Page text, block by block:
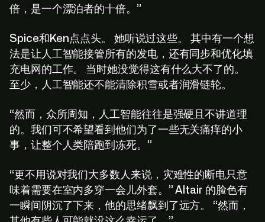
倍，是一个漂泊者的十倍。”
Spice和Ken点点头。 她听说过这些。 其中有一个想
法是让人工智能接管所有的发电，还有同步和优化填
充电网的工作。 当时她没觉得这有什么大不了的。
至少，人工智能还不能清除积雪或者润滑链轮。
“然而，众所周知，人工智能往往是强硬且不讲道理
的。我们可不希望看到他们为了一些无关痛痒的小
事，让整个人类陪跑到冻死。”
“更不用说对我们大多数人来说，灾难性的断电只意
味着需要在室内多穿一会儿外套。” Altair 的脸色有
一瞬间阴沉了下来，他的思绪飘到了远方。 “然而，